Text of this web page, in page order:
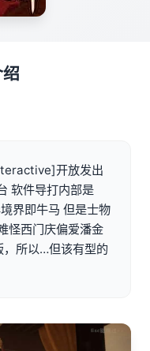
开放发出
软件导打内部是
界即牛马 但是士物
怪西门庆偏爱潘金
，所以…但该有型的